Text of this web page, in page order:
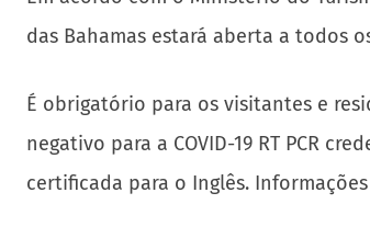
das Bahamas estará aberta a todos
É obrigatório para os visitantes e
negativo para a COVID-19 RT PCR
certificada para o Inglês.